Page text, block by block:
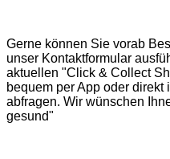
Gerne können Sie vorab
unser Kontaktformular
aktuellen "Click & Collect
bequem per App oder
abfragen. Wir wünschen
gesund"